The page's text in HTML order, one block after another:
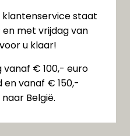
klantenservice staat
met vrijdag van
u klaar!
vanaf € 100,- euro
en vanaf € 150,-
België.